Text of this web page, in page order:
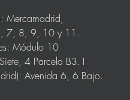
Mercamadrid,
7, 8, 9, 10 y 11.
Módulo 10
4 Parcela B3.1
Avenida 6, 6 Bajo.